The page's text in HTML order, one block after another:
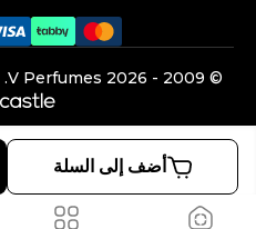
أضف إلى السلة
©️ 2009 -
2026